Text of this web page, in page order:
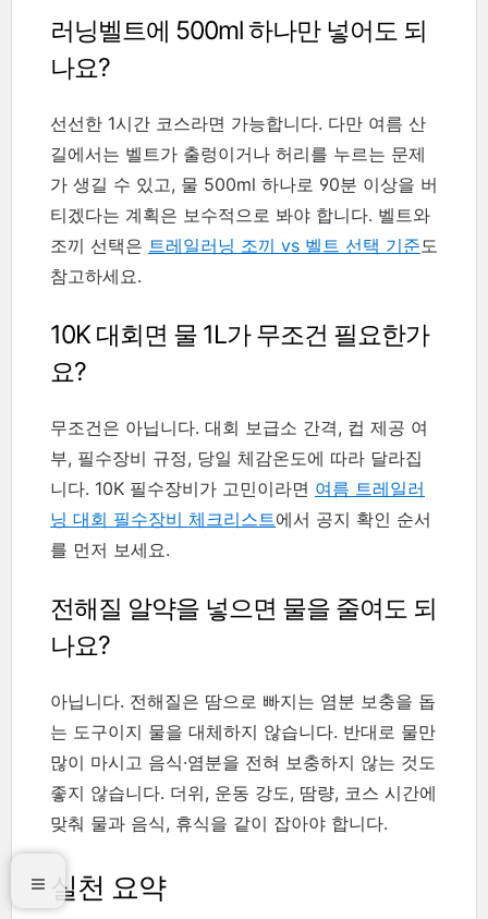
러닝벨트에 500ml 하나만 넣어도 되
나요?
선선한 1시간 코스라면 가능합니다. 다만 여름 산
길에서는 벨트가 출렁이거나 허리를 누르는 문제
가 생길 수 있고, 물 500ml 하나로 90분 이상을 버
티겠다는 계획은 보수적으로 봐야 합니다. 벨트와
조끼 선택은 트레일러닝 조끼 vs 벨트 선택 기준 도
참고하세요.
10K 대회면 물 1L가 무조건 필요한가
요?
무조건은 아닙니다. 대회 보급소 간격, 컵 제공 여
부, 필수장비 규정, 당일 체감온도에 따라 달라집
니다. 10K 필수장비가 고민이라면 여름 트레일러
닝 대회 필수장비 체크리스트에서 공지 확인 순서
를 먼저 보세요.
전해질 알약을 넣으면 물을 줄여도 되
나요?
아닙니다. 전해질은 땀으로 빠지는 염분 보충을 돕
는 도구이지 물을 대체하지 않습니다. 반대로 물만
많이 마시고 음식·염분을 전혀 보충하지 않는 것도
좋지 않습니다. 더위, 운동 강도, 땀량, 코스 시간에
맞춰 물과 음식, 휴식을 같이 잡아야 합니다.
실천 요약